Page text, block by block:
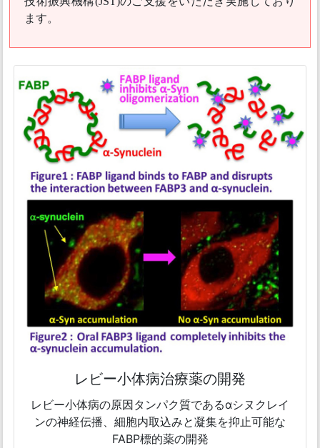
ます。
レビー小体病治療薬の開発
レビー小体病の原因タンパク質であるαシヌクレイ
ンの神経伝播、細胞内取込みと凝集を抑止可能な
FABP標的薬の開発